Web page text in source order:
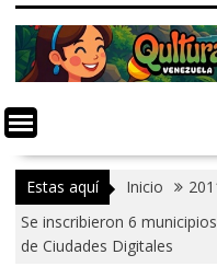
Estas aquí Inicio
Se inscribieron 6
de Ciudades Digitales